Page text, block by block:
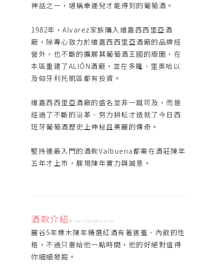
神話之一，堪稱幸運兒才能得到的葡萄酒。
1982年，Alvarez家族購入維嘉西西里亞酒
廠，除專心致力於維嘉西西里亞酒廠的品牌經
營外，也不斷的擴展其葡萄酒王國的版圖，在
本區重建了ALIÓN酒廠，並在多羅、里奧哈以
及匈牙利托凱區都有投資。
維嘉西西里亞酒廠的盛名並非一蹴可及，而是
經過了不斷的沿革、努力耕耘才造就了今日西
班牙葡萄酒歷史上神秘且美麗的傳奇。
堅持連最入門的酒款Valbuena都需在酒莊陳年
五年才上市，展現陳年實力與誠意。
酒款介紹Wine introduction
麗谷5年橡木陳年精選紅酒有著害羞、內斂的性
格，不過只要給他一點時間，他的好絕對值得
你細細發掘。